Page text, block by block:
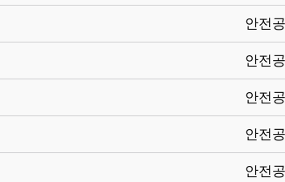
안전
안전
안전
안전
안전